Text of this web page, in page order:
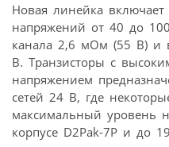
Новая линейка
напряжений от 40 до
канала 2,6 мОм (55 В)
В. Транзисторы с
напряжением
сетей 24 В, где
максимальный уровень
корпусе D2Pak-7P и до